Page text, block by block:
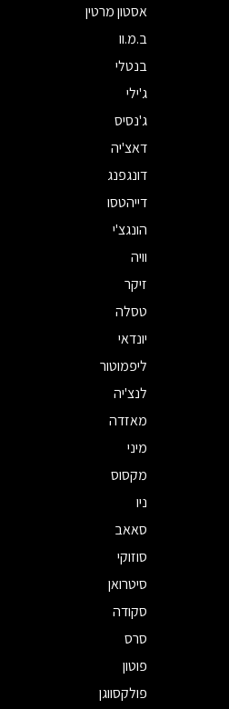
אסטון מרטין
ב.מ.וו
בנטלי
ג'ילי
ג'נסיס
דאצ'יה
דונגפנג
דייהטסו
הונגצ'י
וויה
זיקר
טסלה
יונדאי
ליפמוטור
לנצ'יה
מאזדה
מיני
מקסוס
ניו
סאאב
סוזוקי
סיטרואן
סקודה
סרס
פוטון
פולקסווגן